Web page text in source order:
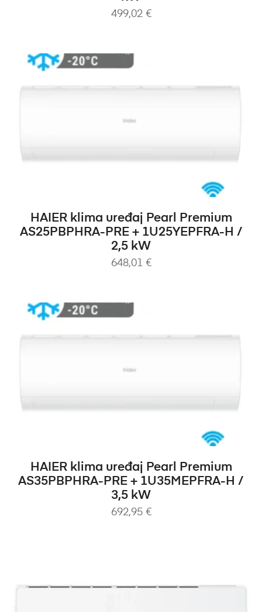
499,02 €
DODAJ U KOŠARICU
HAIER klima uređaj Pearl Premium
AS25PBPHRA-PRE + 1U25YEPFRA-H /
2,5 kW
648,01 €
DODAJ U KOŠARICU
HAIER klima uređaj Pearl Premium
AS35PBPHRA-PRE + 1U35MEPFRA-H /
3,5 kW
692,95 €